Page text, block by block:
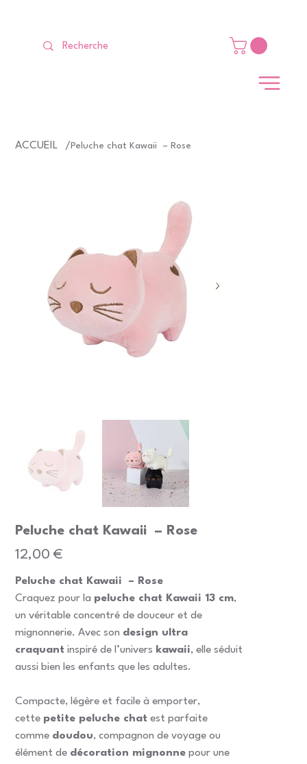
ACCUEIL /Peluche chat Kawaii – Rose
Peluche chat Kawaii – Rose
Prix
12,00 €
Peluche chat Kawaii – Rose
Craquez pour la peluche chat Kawaii 13 cm,
un véritable concentré de douceur et de
mignonnerie. Avec son design ultra
craquant inspiré de l’univers kawaii, elle séduit
aussi bien les enfants que les adultes.
Compacte, légère et facile à emporter,
cette petite peluche chat est parfaite
comme doudou, compagnon de voyage ou
élément de décoration mignonne pour une